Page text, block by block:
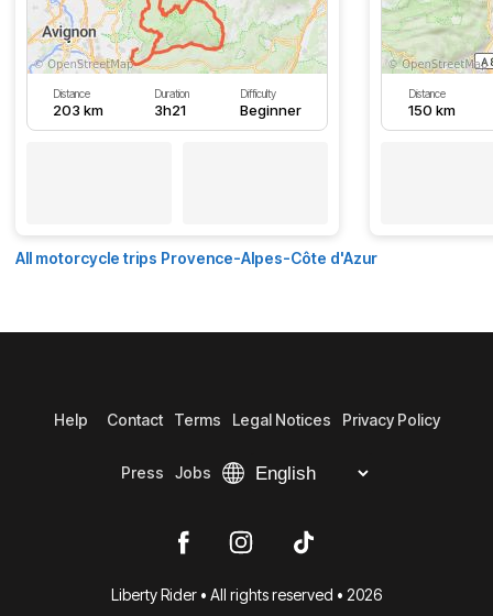
Distance
203 km
Duration
3h21
Difficulty
Beginner
Distance
150 km
All motorcycle trips Provence-Alpes-Côte d'Azur
Help Contact Terms Legal Notices Privacy Policy
Press Jobs
Liberty Rider • All rights reserved • 2026